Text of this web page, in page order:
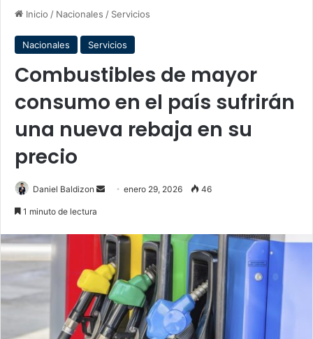
Inicio / Nacionales / Servicios
Nacionales Servicios
Combustibles de mayor
consumo en el país sufrirán
una nueva rebaja en su
precio
Daniel Baldizon
Sendenero 29, 2026 46
1 minuto de lectura